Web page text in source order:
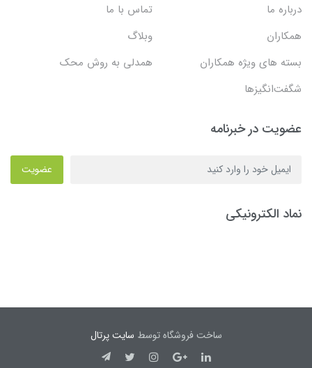
درباره ما
تماس با ما
همکاران
وبلاگ
بسته های ویژه همکاران
همدلی به روش محک
شگفت‌انگیزها
عضویت در خبرنامه
عضویت
نماد الکترونیکی
ساخت فروشگاه توسط سایت پرتال